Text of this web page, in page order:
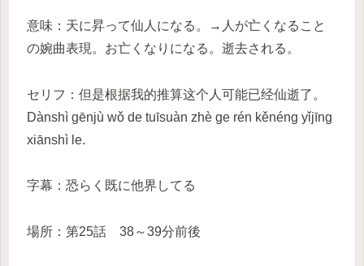
意味：天に昇って仙人になる。→人が亡くなること
の婉曲表現。お亡くなりになる。逝去される。
セリフ：但是根据我的推算这个人可能已经仙逝了。
Dànshì gēnjù wǒ de tuīsuàn zhè ge rén kěnéng yǐjīng
xiānshì le.
字幕：恐らく既に他界してる
場所：第25話 38～39分前後